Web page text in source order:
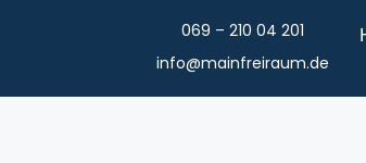
069 – 210 04 201
info@mainfreiraum.de